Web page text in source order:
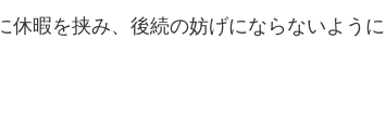
暇を挟み、後続の妨げにならないように